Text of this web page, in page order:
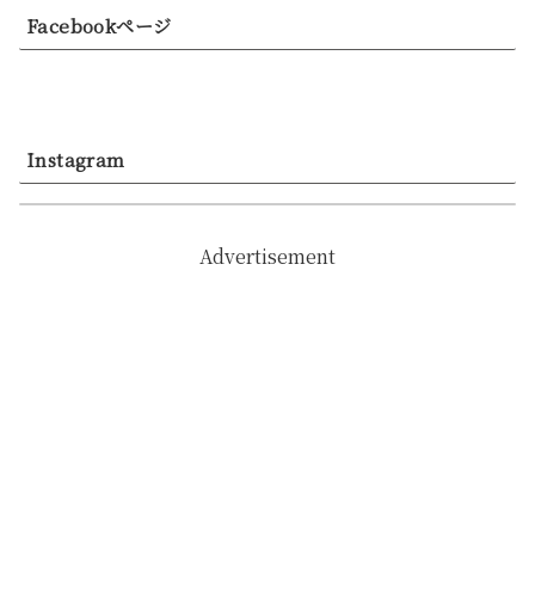
Facebookページ
Instagram
Advertisement